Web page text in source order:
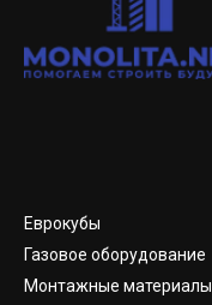
Еврокубы
Газовое оборудование
Монтажные материалы